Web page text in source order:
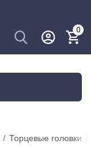
0
/ Торцевые головки